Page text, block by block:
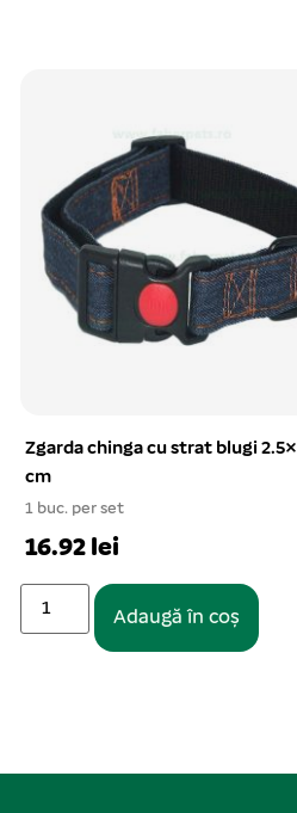
Guler de protectie pentru caini si
pisici 23.5 cm Size#8
1 buc. per set
33.28 lei
Adaugă în coș